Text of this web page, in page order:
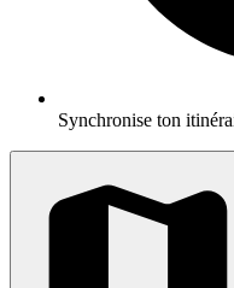
Synchronise ton